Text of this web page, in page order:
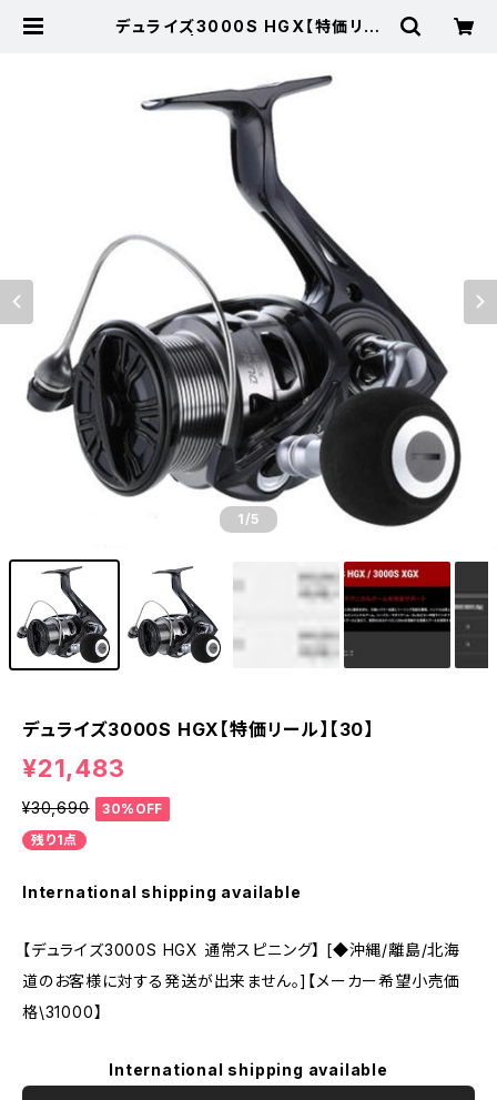
デュライズ3000S HGX【特価リー
1 /5
デュライズ3000S HGX【特価リール】【30】
¥21,483
¥30,690
30%OFF
残り1点
International shipping available
【デュライズ3000S HGX 通常スピニング】 [◆沖縄/離島/北海
道のお客様に対する発送が出来ません。]【メーカー希望小売価
格\31000】
International shipping available